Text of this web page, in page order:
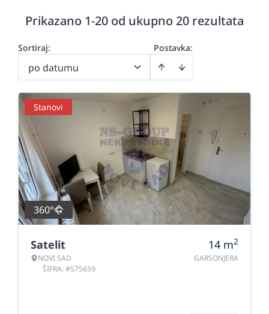
Prikazano 1-20 od ukupno 20 rezultata
Postavka:
Sortiraj:
po datumu
Stanovi
360°
Satelit
NOVI SAD
ŠIFRA: #575659
14 m2
GARSONJERA